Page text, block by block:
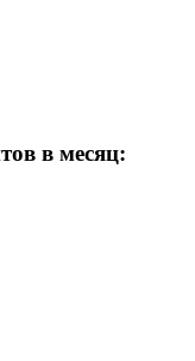
в месяц: